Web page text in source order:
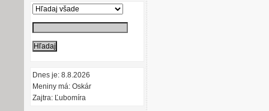
Dnes je: 8.8.2026
Meniny má: Oskár
Zajtra: Ľubomíra